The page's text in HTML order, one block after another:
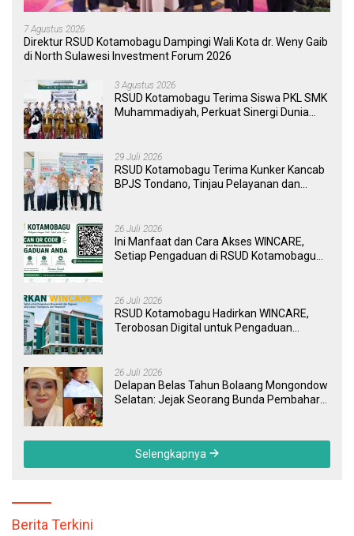
7 Agustus 2026
Direktur RSUD Kotamobagu Dampingi Wali Kota dr. Weny Gaib
di North Sulawesi Investment Forum 2026
3 Agustus 2026
RSUD Kotamobagu Terima Siswa PKL SMK
Muhammadiyah, Perkuat Sinergi Dunia
29 Juli 2026
RSUD Kotamobagu Terima Kunker Kancab
BPJS Tondano, Tinjau Pelayanan dan
26 Juli 2026
Ini Manfaat dan Cara Akses WINCARE,
Setiap Pengaduan di RSUD Kotamobagu
26 Juli 2026
RSUD Kotamobagu Hadirkan WINCARE,
Terobosan Digital untuk Pengaduan
26 Juli 2026
Delapan Belas Tahun Bolaang Mongondow
Selatan: Jejak Seorang Bunda Pembaharu
Selengkapnya
Berita Terkini